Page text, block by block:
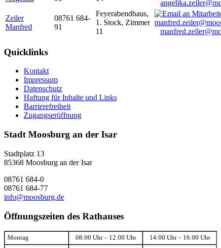
Zeiler
Manfred
08761 684-
91
Feyerabendhaus,
1. Stock, Zimmer
11
Quicklinks
Kontakt
Impressum
Datenschutz
Haftung für Inhalte und Links
Barrierefreiheit
Zugangseröffnung
Stadt Moosburg an der Isar
Stadtplatz 13
85368 Moosburg an der Isar
08761 684-0
08761 684-77
info@moosburg.de
Öffnungszeiten des Rathauses
Montag 08:00 Uhr – 12:00 Uhr 14:00 Uhr – 16:00 Uhr